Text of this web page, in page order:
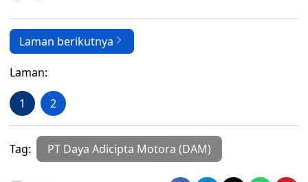
Laman berikutnya
Laman:
1 2
Tag: PT Daya Adicipta Motora (DAM)